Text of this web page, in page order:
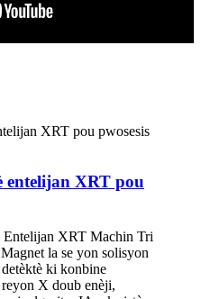
XRT pou
XRT Machin Tri
la se yon solisyon
ki konbine
X doub enèji,